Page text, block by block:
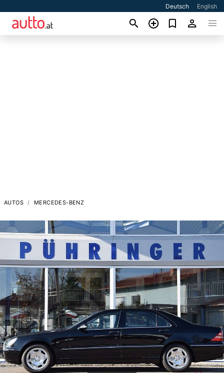
Deutsch English
AUTOS MERCEDES-BENZ